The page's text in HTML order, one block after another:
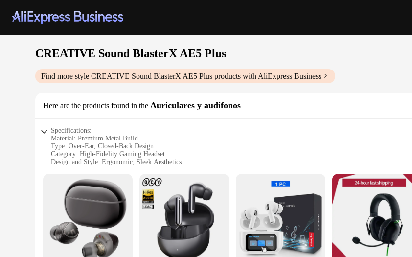
CREATIVE Sound BlasterX AE5 Plus
Find more style CREATIVE Sound BlasterX AE5 Plus products with AliExpress Business
Here are the products found in the Auriculares y audífonos
Specifications:
Material: Premium Metal Build
Type: Over-Ear, Closed-Back Design
Category: High-Fidelity Gaming Headset
Design and Style: Ergonomic, Sleek Aesthetics
Performance and Property: High-Resolution 50mm Drivers, Dolby Atmos Support
Parts and Accessories: Includes Sound BlasterX Control Panel
Features:
|Wholesale|Vendors|
**Unmatched Audio Quality**
The CREATIVE Sound BlasterX AE5 Plus is not just another gaming headset; it's a statement of audiophile excellence. The
resolution 50mm drivers deliver crystal-clear audio with deep bass and crisp highs. Whether you're engaged in intense gaming
delivers a rich, dynamic sound that elevates your audio experience to new heights.